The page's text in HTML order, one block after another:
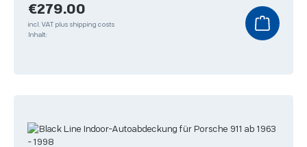
Regular price:
€279.00
incl. VAT plus shipping costs
Inhalt: